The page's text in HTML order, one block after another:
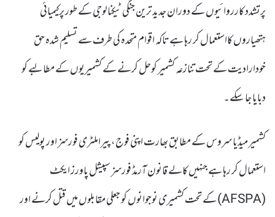
پرتشدد کارروائیوں کے دوران جدید ترین جنگی ٹیکنالوجی کے طور پرکیمیائی
ہتھیاروں کااستعمال کر رہا ہے تاکہ اقوام متحدہ کی طرف سے تسلیم شدہ حق
خودارادیت کے تحت تنازعہ کشمیر کوحل کرنے کے کشمیریوں کے مطالبے کو
دبایا جا سکے۔
کشمیر میڈیا سروس کے مطابق بھارت اپنی فوج، پیراملٹری فورسز اور پولیس کو
استعمال کر رہا ہے جنہیں کالے قانون آرمڈ فورسز سپیشل پاورز ایکٹ
(AFSPA) کے تحت کشمیری نوجوانوں کو جعلی مقابلوں میں قتل کرنے اور